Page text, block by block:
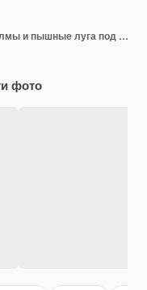
Спокойный горный ландшафт, холмы и пышные луга под чистым небом
фото